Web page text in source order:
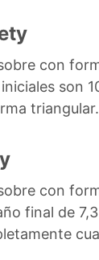
con
son
triangular.
con
final de